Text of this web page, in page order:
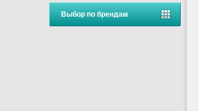
Выбор по брендам